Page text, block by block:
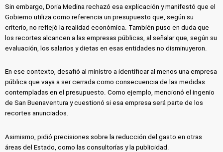
Sin embargo, Doria Medina rechazó esa explicación y manifestó que el
Gobierno utiliza como referencia un presupuesto que, según su
criterio, no reflejó la realidad económica. También puso en duda que
los recortes alcancen a las empresas públicas, al señalar que, según su
evaluación, los salarios y dietas en esas entidades no disminuyeron.
En ese contexto, desafió al ministro a identificar al menos una empresa
pública que vaya a ser cerrada como consecuencia de las medidas
contempladas en el presupuesto. Como ejemplo, mencionó el ingenio
de San Buenaventura y cuestionó si esa empresa será parte de los
recortes anunciados.
Asimismo, pidió precisiones sobre la reducción del gasto en otras
áreas del Estado, como las consultorías y la publicidad.